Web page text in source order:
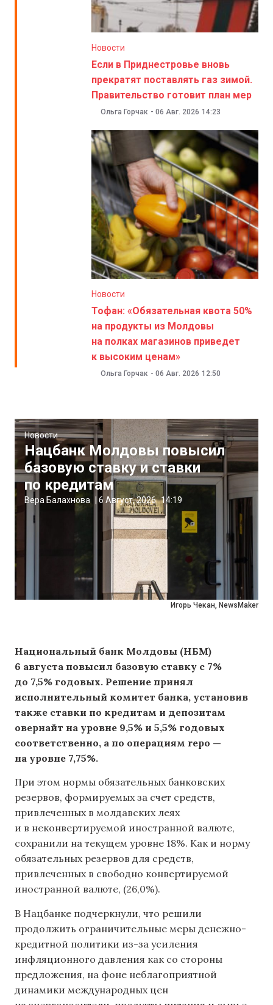
Новости
Если в Приднестровье вновь
прекратят поставлять газ зимой.
Правительство готовит план мер
Ольга Горчак - 06 Авг. 2026 14:23
Новости
Тофан: «Обязательная квота 50%
на продукты из Молдовы
на полках магазинов приведет
к высоким ценам»
Ольга Горчак - 06 Авг. 2026 12:50
Игорь Чекан, NewsMaker
Новости
Нацбанк Молдовы повысил
базовую ставку и ставки
по кредитам
Вера Балахнова 6 Август, 2026 14:19
Национальный банк Молдовы (НБМ)
6 августа повысил базовую ставку с 7%
до 7,5% годовых. Решение принял
исполнительный комитет банка, установив
также ставки по кредитам и депозитам
овернайт на уровне 9,5% и 5,5% годовых
соответственно, а по операциям repo —
на уровне 7,75%.
При этом нормы обязательных банковских
резервов, формируемых за счет средств,
привлеченных в молдавских леях
и в неконвертируемой иностранной валюте,
сохранили на текущем уровне 18%. Как и норму
обязательных резервов для средств,
привлеченных в свободно конвертируемой
иностранной валюте, (26,0%).
В Нацбанке подчеркнули, что решили
продолжить ограничительные меры денежно-
кредитной политики из-за усиления
инфляционного давления как со стороны
предложения, на фоне неблагоприятной
динамики международных цен